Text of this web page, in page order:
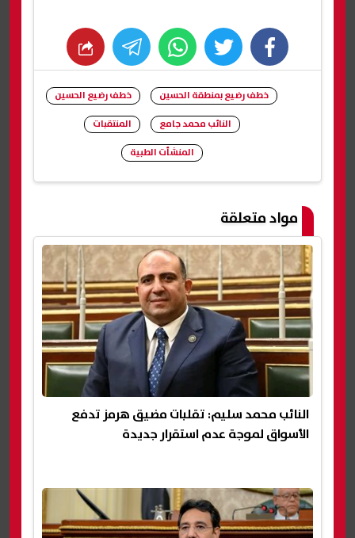
facebook
twitter
whats
خطف رضيع بمنطقة الحسين
خطف رضيع الحسين
النائب محمد جامع
المنتقبات
المنشأت الطبية
مواد متعلقة
النائب محمد سليم: تقلبات مضيق هرمز تدفع
الأسواق لموجة عدم استقرار جديدة